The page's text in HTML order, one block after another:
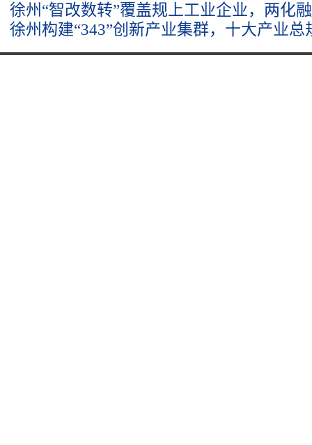
徐州“智改数转”覆盖规上工业企业，两化
徐州构建“343”创新产业集群，十大产业总